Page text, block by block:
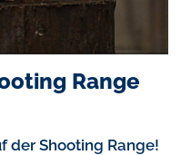
Range
der Shooting Range!